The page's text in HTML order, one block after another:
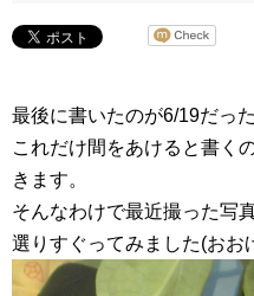
最後に書いたのが6/19だっ
これだけ間をあけると書く
きます。
そんなわけで最近撮った写
選りすぐってみました(おお